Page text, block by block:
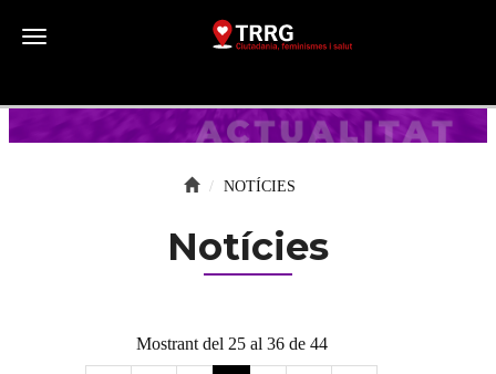
Toggle navigation
NOTÍCIES
Notícies
Mostrant del 25 al 36 de 44